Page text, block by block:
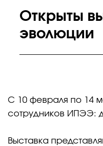
Открыты
эволюции
С 10 февраля по 14
сотрудников ИПЭЭ:
Выставка